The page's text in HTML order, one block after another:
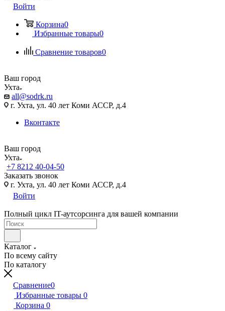
Войти
Корзина0
Избранные товары0
Сравнение товаров0
Ваш город
Ухта
all@sodrk.ru
г. Ухта, ул. 40 лет Коми АССР, д.4
Вконтакте
Ваш город
Ухта
+7 8212 40-04-50
Заказать звонок
г. Ухта, ул. 40 лет Коми АССР, д.4
Войти
Полный цикл IT-аутсорсинга для вашей компании
Каталог
По всему сайту
По каталогу
Сравнение0
Избранные товары 0
Корзина 0